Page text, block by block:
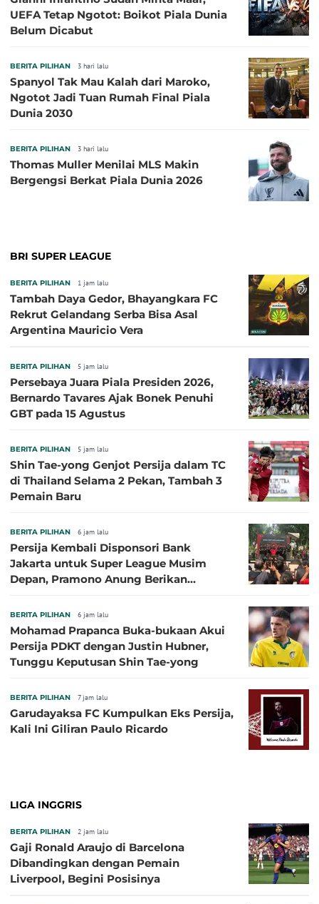
UEFA Tetap Ngotot: Boikot Piala Dunia
Belum Dicabut
BERITA PILIHAN 3 hari lalu
Spanyol Tak Mau Kalah dari Maroko,
Ngotot Jadi Tuan Rumah Final Piala
Dunia 2030
BERITA PILIHAN 3 hari lalu
Thomas Muller Menilai MLS Makin
Bergengsi Berkat Piala Dunia 2026
BRI SUPER LEAGUE
BERITA PILIHAN 1 jam lalu
Tambah Daya Gedor, Bhayangkara FC
Rekrut Gelandang Serba Bisa Asal
Argentina Mauricio Vera
BERITA PILIHAN 5 jam lalu
Persebaya Juara Piala Presiden 2026,
Bernardo Tavares Ajak Bonek Penuhi
GBT pada 15 Agustus
BERITA PILIHAN 5 jam lalu
Shin Tae-yong Genjot Persija dalam TC
di Thailand Selama 2 Pekan, Tambah 3
Pemain Baru
BERITA PILIHAN 6 jam lalu
Persija Kembali Disponsori Bank
Jakarta untuk Super League Musim
Depan, Pramono Anung Berikan
BERITA PILIHAN 6 jam lalu
Mohamad Prapanca Buka-bukaan Akui
Persija PDKT dengan Justin Hubner,
Tunggu Keputusan Shin Tae-yong
BERITA PILIHAN 7 jam lalu
Garudayaksa FC Kumpulkan Eks Persija,
Kali Ini Giliran Paulo Ricardo
LIGA INGGRIS
BERITA PILIHAN 2 jam lalu
Gaji Ronald Araujo di Barcelona
Dibandingkan dengan Pemain
Liverpool, Begini Posisinya